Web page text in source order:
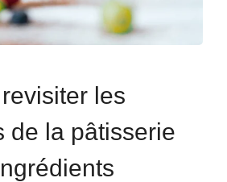
les
de la pâtisserie